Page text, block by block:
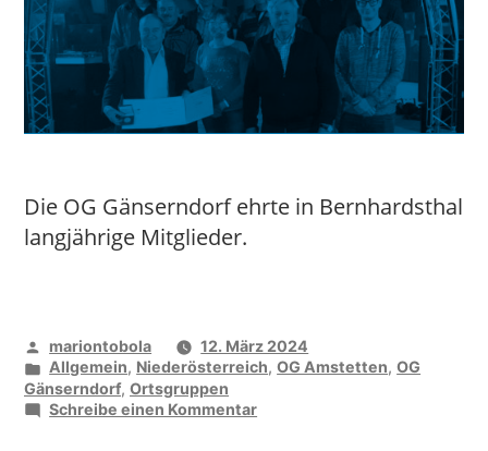
Die OG Gänserndorf ehrte in Bernhardsthal
langjährige Mitglieder.
Veröffentlicht
von
mariontobola
12. März 2024
Veröffentlicht
unter
Allgemein, Niederösterreich,OG Amstetten,OG
Gänserndorf, Ortsgruppen
Schreibe einen Kommentarzu